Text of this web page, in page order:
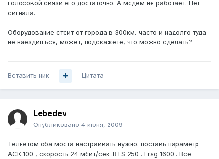
голосовой связи его достаточно. А модем не работает. Нет
сигнала.
Оборудование стоит от города в 300км, часто и надолго туда
не наездишься, может, подскажете, что можно сделать?
Вставить ник Цитата
Lebedev
Опубликовано 4 июня, 2009
Телнетом оба моста настраивать нужно. поставь параметр
АСК 100 , скорость 24 мбит/сек .RTS 250 . Frag 1600 . Все